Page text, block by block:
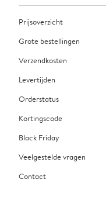
Prijsoverzicht
Grote bestellingen
Verzendkosten
Levertijden
Orderstatus
Kortingscode
Black Friday
Veelgestelde vragen
Contact